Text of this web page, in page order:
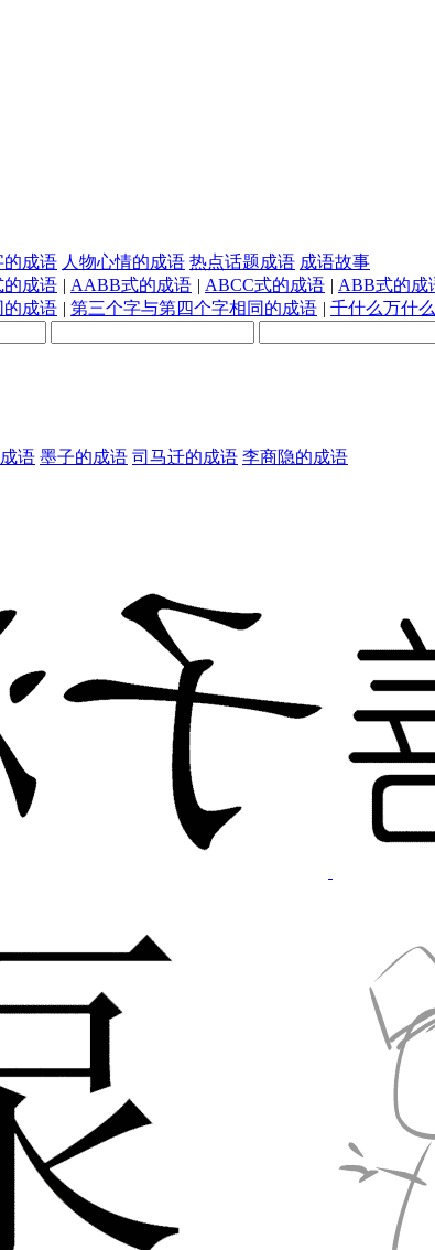
的成语 人物心情的成语 热点话题成语 成语故事
成语 | AABB式的成语 | ABCC式的成语 | ABB式的成
的成语 | 第三个字与第四个字相同的成语 | 千什么万什
语 墨子的成语 司马迁的成语 李商隐的成语